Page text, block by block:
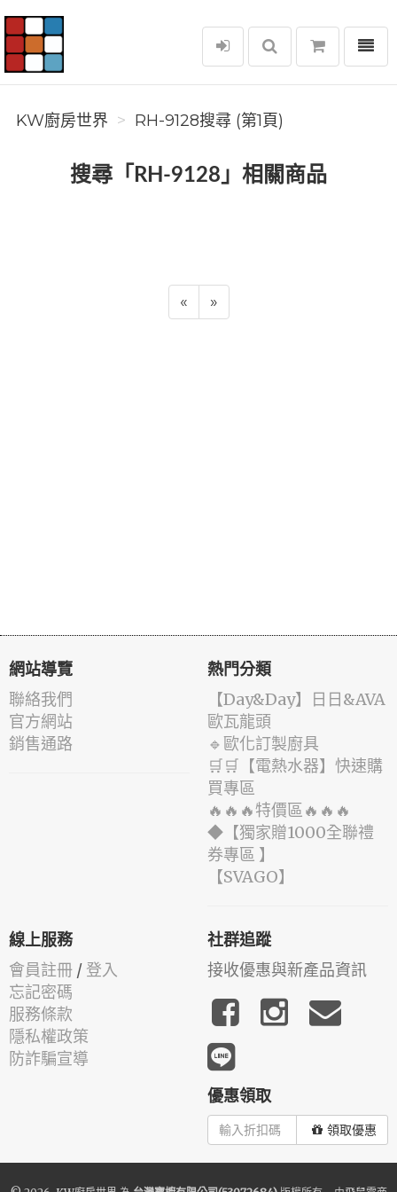
KW廚房世界
選單
KW廚房世界 RH-9128搜尋 (第1頁)
搜尋「RH-9128」相關商品
« »
網站導覽
聯絡我們
官方網站
銷售通路
熱門分類
️【Day&Day】️日日&AVA
歐瓦龍頭
🔹歐化訂製廚具
🛒🛒【電熱水器】快速購
買專區
🔥🔥🔥特價區🔥🔥🔥
◆【獨家贈1000全聯禮
券專區 】
️【SVAGO】️
線上服務
會員註冊 / 登入
忘記密碼
服務條款
隱私權政策
防詐騙宣導
社群追蹤
接收優惠與新產品資訊
優惠領取
領取優惠